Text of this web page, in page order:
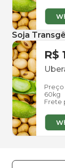
Soja
R$
Preço
60kg
Frete